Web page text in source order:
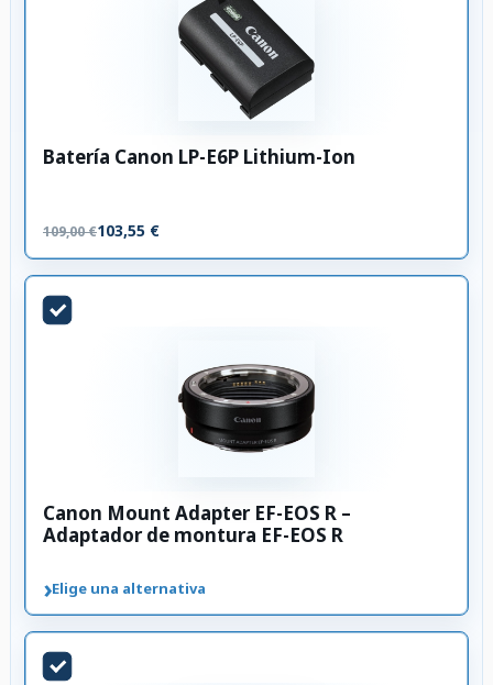
Batería Canon LP-E6P Lithium-Ion
109,00 €103,55 €
Canon Mount Adapter EF-EOS R –
Adaptador de montura EF-EOS R
›Elige una alternativa